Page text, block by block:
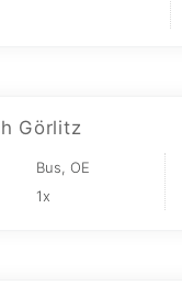
Görlitz
Bus, OE
1x